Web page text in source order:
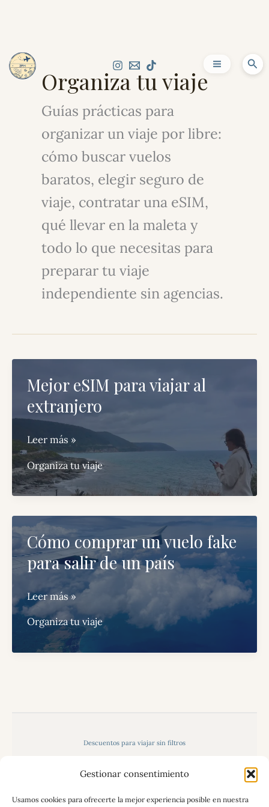
Gestionar consentimiento
Usamos cookies para ofrecerte la mejor experiencia posible en nuestra
contenidoOrganiza tu viaje
Guías prácticas para
organizar un viaje por libre:
cómo buscar vuelos
baratos, elegir seguro de
viaje, contratar una eSIM,
qué llevar en la maleta y
todo lo que necesitas para
preparar tu viaje
independiente sin agencias.
Mejor eSIM para viajar al
extranjero
Mejor
eSIM
para
viajar
extranjero
Leer más »
Organiza tu viaje
Cómo comprar un vuelo fake
para salir de un país
Cómo
comprar
vuelo
Leer más »
Organiza tu viaje
Descuentos para viajar sin filtros
Política de privacidad, aviso legal y uso de cookies